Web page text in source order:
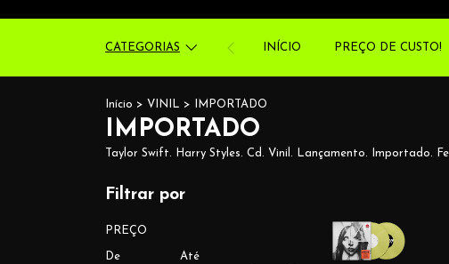
CATEGORIAS INÍCIO PREÇO DE CUSTO!
Início > VINIL > IMPORTADO
IMPORTADO
Taylor Swift. Harry Styles. Cd. Vinil. Lançamento. Importado.
Filtrar por
PREÇO
De Até